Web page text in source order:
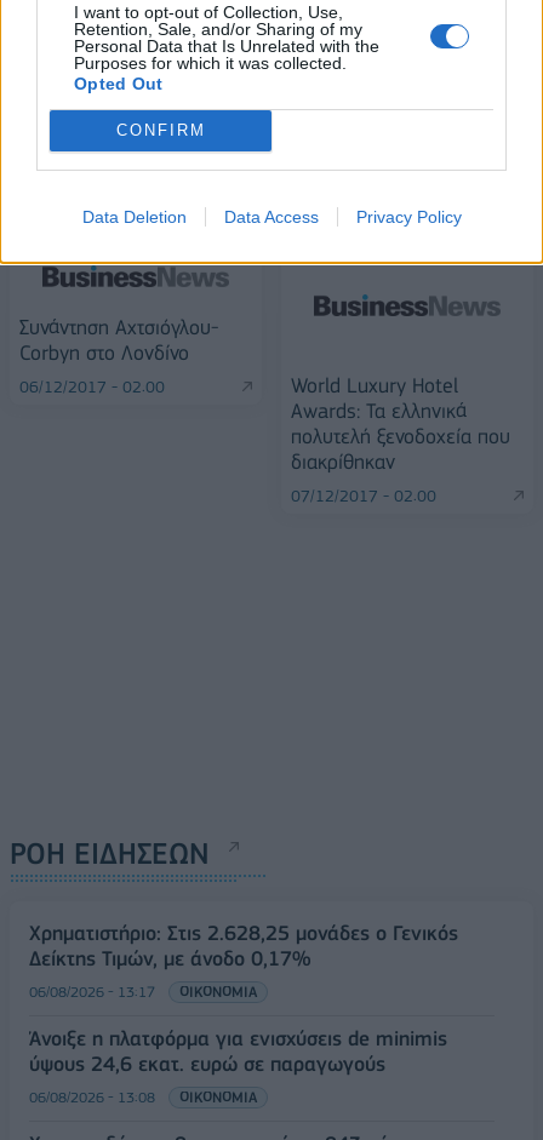
I want to opt-out of Collection, Use,
Retention, Sale, and/or Sharing of my
Personal Data that Is Unrelated with the
Purposes for which it was collected.
Opted Out
CONFIRM
Data Deletion Data Access Privacy Policy
Stoiximan: «Πού ήσουν;» στις μεγάλες στιγμές του Ολυμπιακού
ΠΕΡΙΣΣΌΤΕΡΑ ΣΕ ΑΥΤΉ ΤΗΝ ΚΑΤΗΓΟΡΊΑ
Συνάντηση Αχτσιόγλου-
Corbyn στο Λονδίνο
06/12/2017 - 02:00
World Luxury Hotel
Awards: Τα ελληνικά
πολυτελή ξενοδοχεία που
διακρίθηκαν
07/12/2017 - 02:00
ΡΟΗ ΕΙΔΗΣΕΩΝ
Χρηματιστήριο: Στις 2.628,25 μονάδες ο Γενικός
Δείκτης Τιμών, με άνοδο 0,17%
06/08/2026 - 13:17 ΟΙΚΟΝΟΜΙΑ
Άνοιξε η πλατφόρμα για ενισχύσεις de minimis
ύψους 24,6 εκατ. ευρώ σε παραγωγούς
06/08/2026 - 13:08 ΟΙΚΟΝΟΜΙΑ